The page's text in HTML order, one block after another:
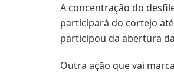
A concentração do
participará do cortejo
participou da abertura
Outra ação que vai